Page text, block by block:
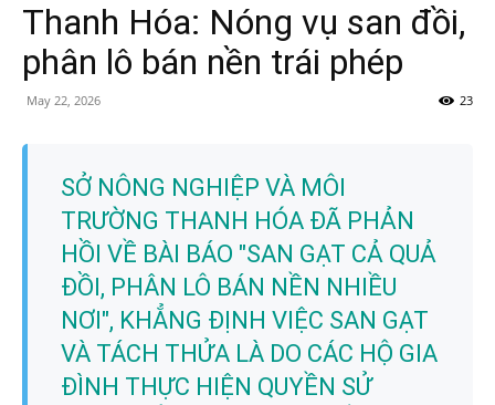
Thanh Hóa: Nóng vụ san đồi,
phân lô bán nền trái phép
May 22, 2026 23
SỞ NÔNG NGHIỆP VÀ MÔI
TRƯỜNG THANH HÓA ĐÃ PHẢN
HỒI VỀ BÀI BÁO "SAN GẠT CẢ QUẢ
ĐỒI, PHÂN LÔ BÁN NỀN NHIỀU
NƠI", KHẲNG ĐỊNH VIỆC SAN GẠT
VÀ TÁCH THỬA LÀ DO CÁC HỘ GIA
ĐÌNH THỰC HIỆN QUYỀN SỬ